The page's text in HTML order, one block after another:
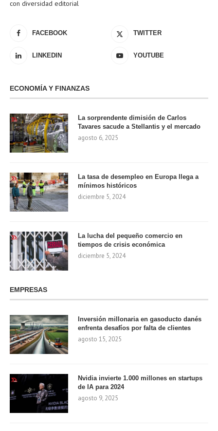
con diversidad editorial
FACEBOOK TWITTER
LINKEDIN YOUTUBE
ECONOMÍA Y FINANZAS
La sorprendente dimisión de Carlos
Tavares sacude a Stellantis y el mercado
agosto 6, 2025
La tasa de desempleo en Europa llega a
mínimos históricos
diciembre 5, 2024
La lucha del pequeño comercio en
tiempos de crisis económica
diciembre 5, 2024
EMPRESAS
Inversión millonaria en gasoducto danés
enfrenta desafíos por falta de clientes
agosto 15, 2025
Nvidia invierte 1.000 millones en startups
de IA para 2024
agosto 9, 2025